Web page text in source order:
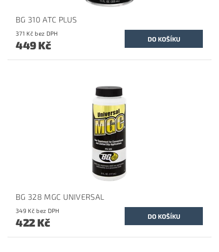
BG 310 ATC PLUS
371 Kč bez DPH
449 Kč
BG 328 MGC UNIVERSAL
349 Kč bez DPH
422 Kč